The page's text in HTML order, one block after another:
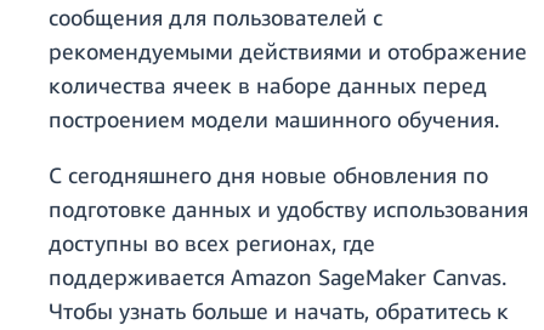
сообщения для пользователей с
рекомендуемыми действиями и отображение
количества ячеек в наборе данных перед
построением модели машинного обучения.
С сегодняшнего дня новые обновления по
подготовке данных и удобству использования
доступны во всех регионах, где
поддерживается Amazon SageMaker Canvas.
Чтобы узнать больше и начать, обратитесь к